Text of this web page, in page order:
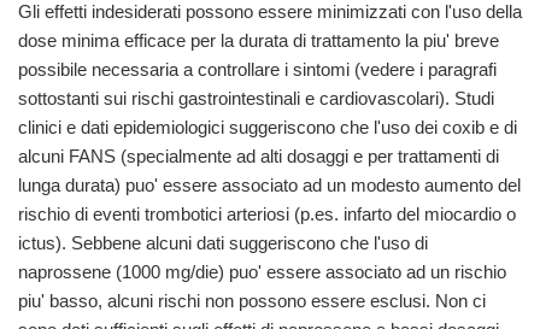
Gli effetti indesiderati possono essere minimizzati con l'uso della
dose minima efficace per la durata di trattamento la piu' breve
possibile necessaria a controllare i sintomi (vedere i paragrafi
sottostanti sui rischi gastrointestinali e cardiovascolari). Studi
clinici e dati epidemiologici suggeriscono che l'uso dei coxib e di
alcuni FANS (specialmente ad alti dosaggi e per trattamenti di
lunga durata) puo' essere associato ad un modesto aumento del
rischio di eventi trombotici arteriosi (p.es. infarto del miocardio o
ictus). Sebbene alcuni dati suggeriscono che l'uso di
naprossene (1000 mg/die) puo' essere associato ad un rischio
piu' basso, alcuni rischi non possono essere esclusi. Non ci